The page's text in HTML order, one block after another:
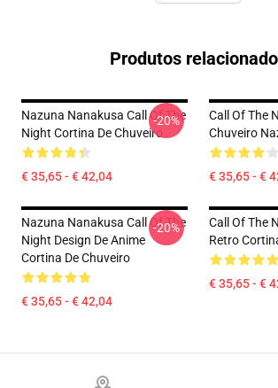
Produtos
Nazuna Nanakusa Call Of The
Night Cortina De Chuveiro
€ 35,65 - € 42,04
-20%
Call Of The
Chuveiro
€ 35,65 - €
Nazuna Nanakusa Call Of The
Night Design De Anime
Cortina De Chuveiro
€ 35,65 - € 42,04
-20%
Call Of The
Retro
€ 35,65 - €